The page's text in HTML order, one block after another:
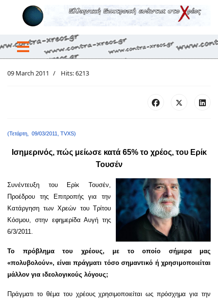
09 March 2011 Hits: 6213
(Τετάρτη, 09/03/2011, TVXS)
Ισημερινός, πώς μείωσε κατά 65% το χρέος, του Ερίκ
Τουσέν
Συνέντευξη του Ερίκ Τουσέν,
Προέδρου της Επιτροπής για την
Κατάργηση των Χρεών του Τρίτου
Κόσμου, στην εφημερίδα Αυγή της
6/3/2011.
Το πρόβλημα του χρέους, με το οποίο σήμερα μας
«πολυβολούν», είναι πράγματι τόσο σημαντικό ή χρησιμοποιείται
μάλλον για ιδεολογικούς λόγους;
Πράγματι το θέμα του χρέους χρησιμοποιείται ως πρόσχημα για την